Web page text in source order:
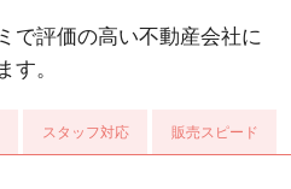
で評価の高い不動産会社に
す。
スタッフ対応 販売スピード